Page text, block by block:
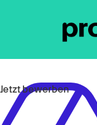
Jetzt bewerben